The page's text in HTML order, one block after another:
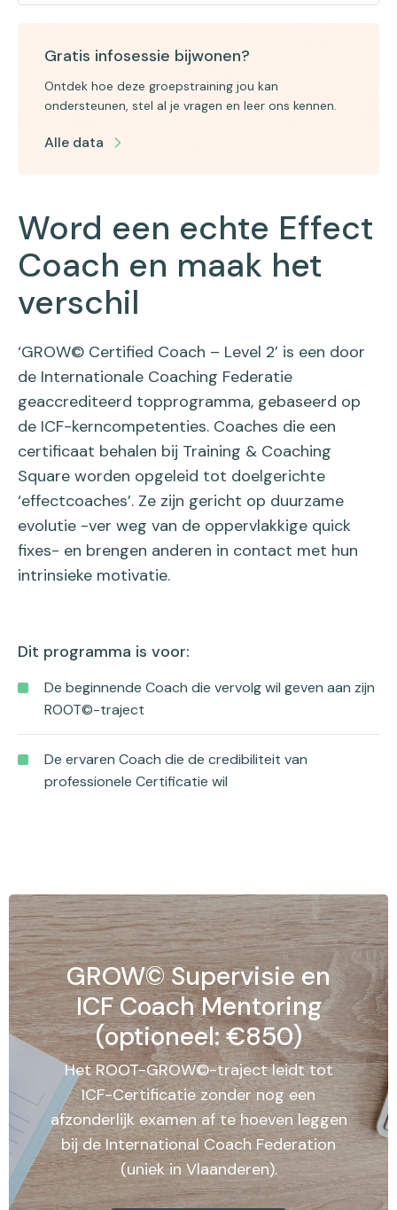
Word een echte Effect
Coach en maak het
verschil
‘GROW© Certified Coach – Level 2’ is een door
de Internationale Coaching Federatie
geaccrediteerd topprogramma, gebaseerd op
de ICF-kerncompetenties. Coaches die een
certificaat behalen bij Training & Coaching
Square worden opgeleid tot doelgerichte
‘effectcoaches’. Ze zijn gericht op duurzame
evolutie -ver weg van de oppervlakkige quick
fixes- en brengen anderen in contact met hun
intrinsieke motivatie.
Dit programma is voor:
De beginnende Coach die vervolg wil geven aan zijn
ROOT©-traject
De ervaren Coach die de credibiliteit van
professionele Certificatie wil
Gratis infosessie bijwonen?
Ontdek hoe deze groepstraining jou kan
ondersteunen, stel al je vragen en leer ons kennen.
Alle data
GROW© Supervisie en
ICF Coach Mentoring
(optioneel: €850)
Het ROOT-GROW©-traject leidt tot
ICF-Certificatie zonder nog een
afzonderlijk examen af te hoeven leggen
bij de International Coach Federation
(uniek in Vlaanderen).